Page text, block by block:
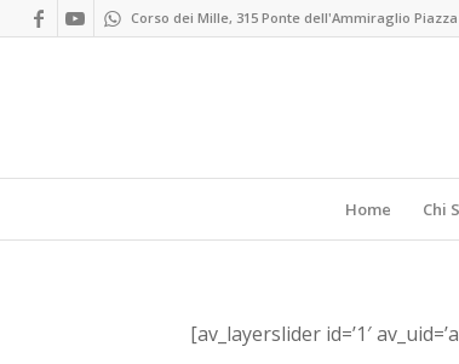
Corso dei Mille, 315 Ponte dell'Ammiraglio Piazza
Home Chi
[av_layerslider id=’1′